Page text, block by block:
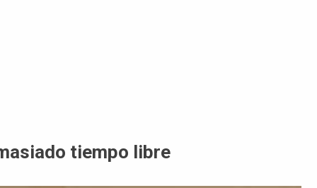
tiempo libre